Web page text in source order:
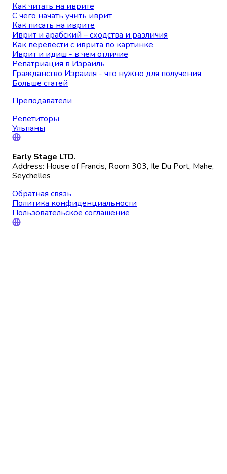
Как читать на иврите
С чего начать учить иврит
Как писать на иврите
Иврит и арабский – сходства и различия
Как перевести с иврита по картинке
Иврит и идиш - в чем отличие
Репатриация в Израиль
Гражданство Израиля - что нужно для получения
Больше статей
Преподаватели
Репетиторы
Ульпаны
Early Stage LTD.
Address: House of Francis, Room 303, Ile Du Port, Mahe,
Seychelles
Обратная связь
Политика конфиденциальности
Пользовательское соглашение